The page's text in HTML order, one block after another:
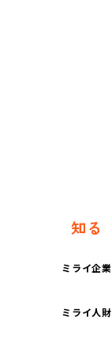
知る
ミライ企業
ミライ人財